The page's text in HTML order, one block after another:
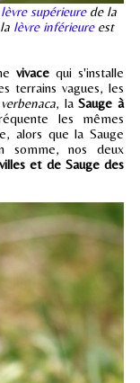
lèvre supérieurede la
lèvre inférieureest
vivace qui s'installe
terrains vagues, les
, laSauge à
les mêmes
alors que la Sauge
somme, nos deux
et de Sauge des